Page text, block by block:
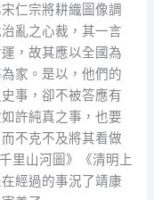
仁宗將耕織圖像調
亂之心裁，其一言
，故其應以全國為
家。是以，他們的
事，卻不被答應有
許純真之事，也要
不克不及將其看做
里山河圖》《清明上
經過的事況了靖康